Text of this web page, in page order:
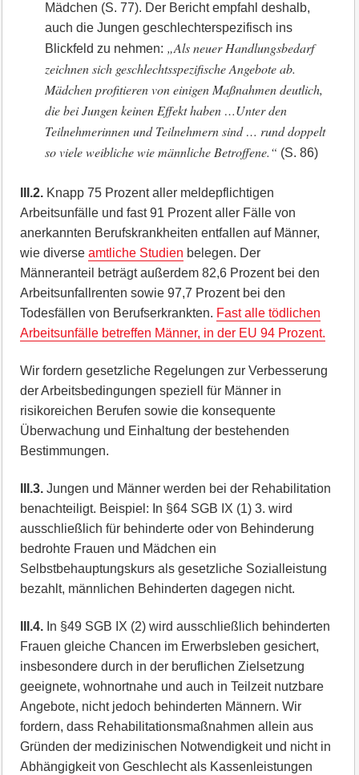
Mädchen (S. 77). Der Bericht empfahl deshalb,
auch die Jungen geschlechterspezifisch ins
Blickfeld zu nehmen: „Als neuer Handlungsbedarf
zeichnen sich geschlechtsspezifische Angebote ab.
Mädchen profitieren von einigen Maßnahmen deutlich,
die bei Jungen keinen Effekt haben …Unter den
Teilnehmerinnen und Teilnehmern sind … rund doppelt
so viele weibliche wie männliche Betroffene.“ (S. 86)
III.2. Knapp 75 Prozent aller meldepflichtigen
Arbeitsunfälle und fast 91 Prozent aller Fälle von
anerkannten Berufskrankheiten entfallen auf Männer,
wie diverseamtliche Studien belegen. Der
Männeranteil beträgt außerdem 82,6 Prozent bei den
Arbeitsunfallrenten sowie 97,7 Prozent bei den
Todesfällen von Berufserkrankten. Fast alle tödlichen
Arbeitsunfälle betreffen Männer, in der EU 94 Prozent.
Wir fordern gesetzliche Regelungen zur Verbesserung
der Arbeitsbedingungen speziell für Männer in
risikoreichen Berufen sowie die konsequente
Überwachung und Einhaltung der bestehenden
Bestimmungen.
III.3. Jungen und Männer werden bei der Rehabilitation
benachteiligt. Beispiel: In §64 SGB IX (1) 3. wird
ausschließlich für behinderte oder von Behinderung
bedrohte Frauen und Mädchen ein
Selbstbehauptungskurs als gesetzliche Sozialleistung
bezahlt, männlichen Behinderten dagegen nicht.
III.4. In §49 SGB IX (2) wird ausschließlich behinderten
Frauen gleiche Chancen im Erwerbsleben gesichert,
insbesondere durch in der beruflichen Zielsetzung
geeignete, wohnortnahe und auch in Teilzeit nutzbare
Angebote, nicht jedoch behinderten Männern. Wir
fordern, dass Rehabilitationsmaßnahmen allein aus
Gründen der medizinischen Notwendigkeit und nicht in
Abhängigkeit von Geschlecht als Kassenleistungen